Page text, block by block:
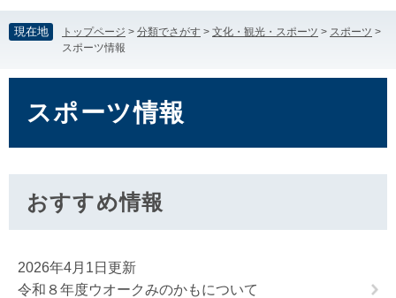
す。
し
て
本
へ
現在地 トップページ > 分類でさがす > 文化・観光・スポーツ > スポーツ >
スポーツ情報
スポーツ情報
おすすめ情報
2026年4月1日更新
令和８年度ウオークみのかもについて